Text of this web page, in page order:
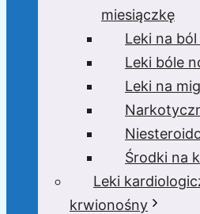
miesiączkę
Leki na ból
Leki bóle
Leki na
Środki na
Leki
krwionośny